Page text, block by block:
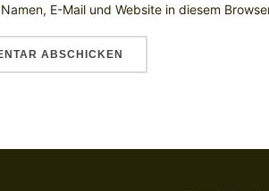
E-Mail und Website in diesem